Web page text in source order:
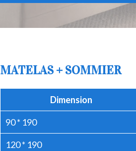
MATELAS + SOMMIER
Dimension
90 * 190
120 * 190